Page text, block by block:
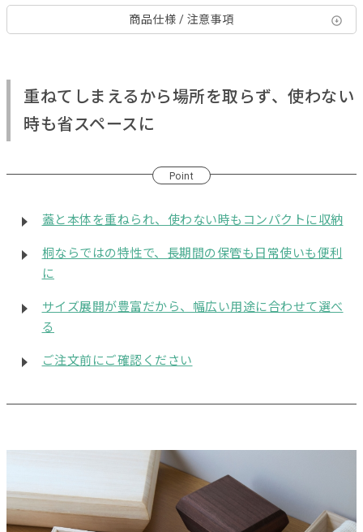
商品仕様 / 注意事項
重ねてしまえるから場所を取らず、使わない
時も省スペースに
Point
蓋と本体を重ねられ、使わない時もコンパクトに収納
桐ならではの特性で、長期間の保管も日常使いも便利
に
サイズ展開が豊富だから、幅広い用途に合わせて選べ
る
ご注文前にご確認ください